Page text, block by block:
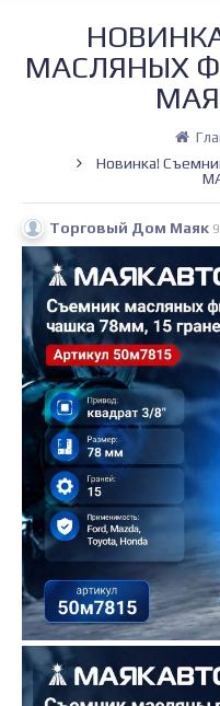
МАСЛЯНЫХ
Новинка!
Торговый Дом Маяк